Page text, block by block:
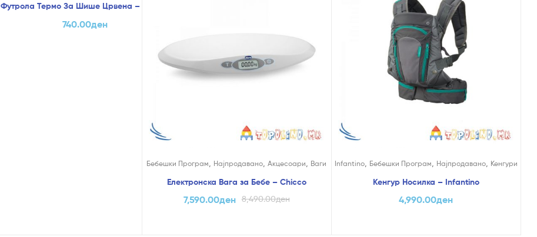
Футрола Термо За Шише Црвена – Chicco
740.00ден
Бебешки Програм Најпродавано ,Акцесоари Ваги
Електронска Вага за Бебе – Chicco
8,490.00ден
7,590.00ден
Infantino, Бебешки Програм Најпродавано, Кенгури
Кенгур Носилка – Infantino
4,990.00ден